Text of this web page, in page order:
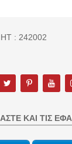
: 242002
ΚΑΙ ΤΙΣ